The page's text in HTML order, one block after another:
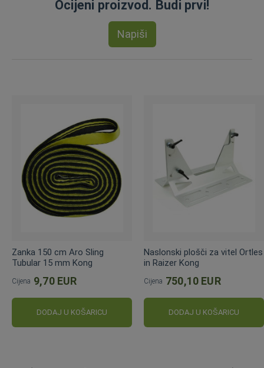
Ocijeni proizvod. Budi prvi!
Napiši
Zanka 150 cm Aro Sling
Tubular 15 mm Kong
Cijena 9,70 EUR
DODAJ U KOŠARICU
Naslonski plošči za vitel Ortles
in Raizer Kong
Cijena 750,10 EUR
DODAJ U KOŠARICU